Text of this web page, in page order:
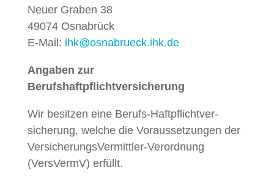
Neuer Graben 38
49074 Osnabrück
E‑Mail: ihk@osnabrueck.ihk.de
Angaben zur
Berufshaftpflichtversicherung
Wir besitzen eine Berufs-Haftpflichtver­
sicherung, welche die Voraus­set­zun­gen der
Ver­sicherungsVer­mit­tler-Verord­nung
(VersVer­mV) erfüllt.